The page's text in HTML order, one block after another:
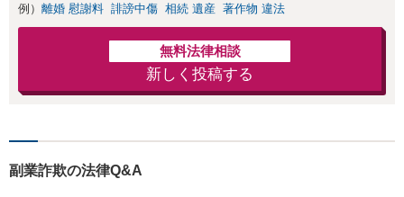
例） 離婚 慰謝料 誹謗中傷 相続 遺産 著作物 違法
無料法律相談
新しく投稿する
副業詐欺の法律Q&A